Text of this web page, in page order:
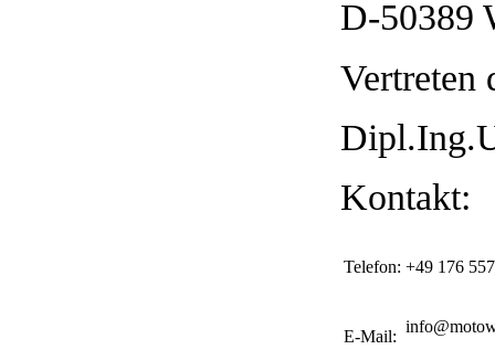
D-50389
Vertreten
Kontakt:
Telefon: +49 176
E-Mail: